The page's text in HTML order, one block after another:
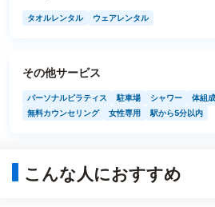
タオルレンタル ウェアレンタル
その他サービス
パーソナルピラティス 駐車場 シャワー 体組
無料カウンセリング
女性専用 駅から5分以内
こんな人におすすめ